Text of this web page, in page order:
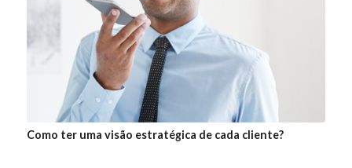
Como ter uma visão estratégica de cada cliente?